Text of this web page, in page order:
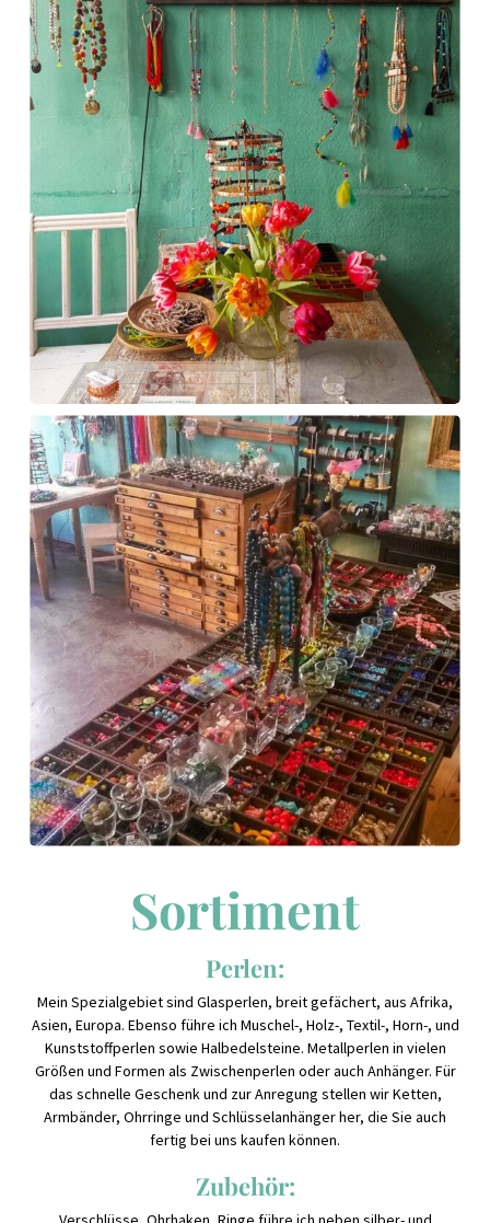
Sortiment
Perlen:
Mein Spezialgebiet sind Glasperlen, breit gefächert, aus Afrika,
Asien, Europa. Ebenso führe ich Muschel-, Holz-, Textil-, Horn-, und
Kunststoffperlen sowie Halbedelsteine. Metallperlen in vielen
Größen und Formen als Zwischenperlen oder auch Anhänger. Für
das schnelle Geschenk und zur Anregung stellen wir Ketten,
Armbänder, Ohrringe und Schlüsselanhänger her, die Sie auch
fertig bei uns kaufen können.
Zubehör: